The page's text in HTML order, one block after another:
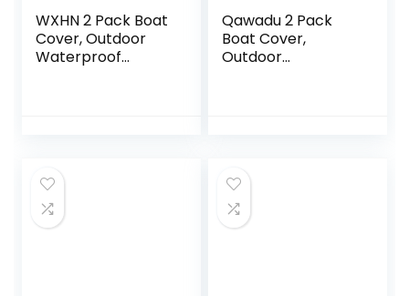
WXHN 2 Pack Boat
Cover, Outdoor
Waterproof
Qawadu 2 Pack
Boat Cover,
Outdoor